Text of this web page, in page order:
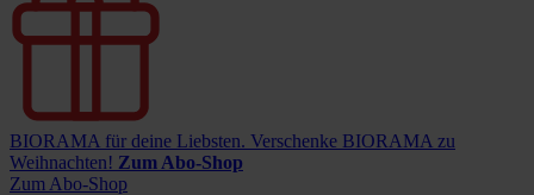
BIORAMA für deine Liebsten. Verschenke BIORAMA zu
Weihnachten! Zum Abo-Shop
Zum Abo-Shop